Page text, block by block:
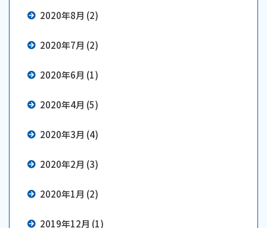
2020年8月 (2)
2020年7月 (2)
2020年6月 (1)
2020年4月 (5)
2020年3月 (4)
2020年2月 (3)
2020年1月 (2)
2019年12月 (1)